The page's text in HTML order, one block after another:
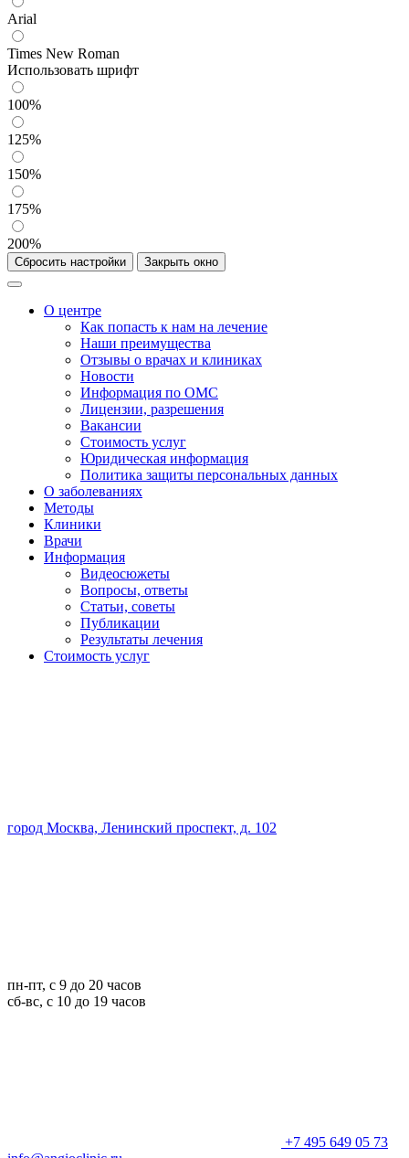
Arial
Times New Roman
Использовать шрифт
100%
125%
150%
175%
200%
Сбросить настройки Закрыть окно
О центре
Как попасть к нам на лечение
Наши преимущества
Отзывы о врачах и клиниках
Новости
Информация по ОМС
Лицензии, разрешения
Вакансии
Стоимость услуг
Юридическая информация
Политика защиты персональных данных
О заболеваниях
Методы
Клиники
Врачи
Информация
Видеосюжеты
Вопросы, ответы
Статьи, советы
Публикации
Результаты лечения
Стоимость услуг
город Москва, Ленинский проспект, д. 102
пн-пт, с 9 до 20 часов
сб-вс, с 10 до 19 часов
+7 495 649 05 73